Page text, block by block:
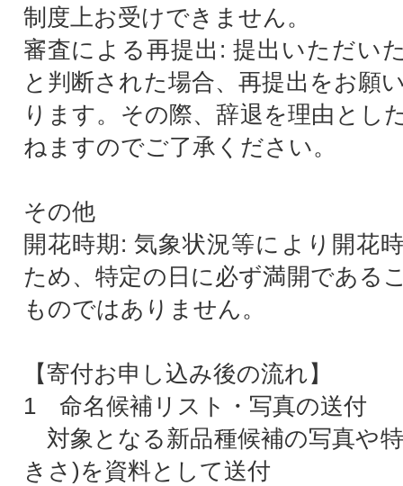
制度上お受けできません。
審査による再提出: 提出いただい
と判断された場合、再提出をお願
ります。その際、辞退を理由とし
ねますのでご了承ください。
その他
開花時期: 気象状況等により開花
ため、特定の日に必ず満開である
ものではありません。
【寄付お申し込み後の流れ】
1 命名候補リスト・写真の送付
対象となる新品種候補の写真や
きさ)を資料として送付